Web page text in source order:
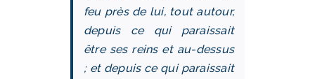
feu près de lui, tout autour,
depuis ce qui paraissait
être ses reins et au-dessus
; et depuis ce qui paraissait